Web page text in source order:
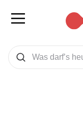
Was wollen Sie suchen
Suchen